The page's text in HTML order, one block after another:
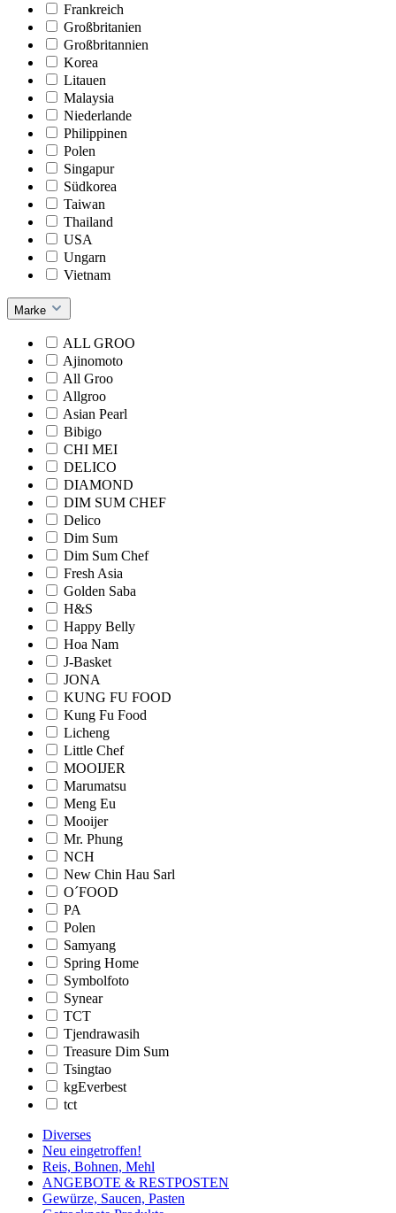
Frankreich
Großbritanien
Großbritannien
Korea
Litauen
Malaysia
Niederlande
Philippinen
Polen
Singapur
Südkorea
Taiwan
Thailand
USA
Ungarn
Vietnam
Marke
ALL GROO
Ajinomoto
All Groo
Allgroo
Asian Pearl
Bibigo
CHI MEI
DELICO
DIAMOND
DIM SUM CHEF
Delico
Dim Sum
Dim Sum Chef
Fresh Asia
Golden Saba
H&S
Happy Belly
Hoa Nam
J-Basket
JONA
KUNG FU FOOD
Kung Fu Food
Licheng
Little Chef
MOOIJER
Marumatsu
Meng Eu
Mooijer
Mr. Phung
NCH
New Chin Hau Sarl
O´FOOD
PA
Polen
Samyang
Spring Home
Symbolfoto
Synear
TCT
Tjendrawasih
Treasure Dim Sum
Tsingtao
kgEverbest
tct
Diverses
Neu eingetroffen!
Reis, Bohnen, Mehl
ANGEBOTE & RESTPOSTEN
Gewürze, Saucen, Pasten